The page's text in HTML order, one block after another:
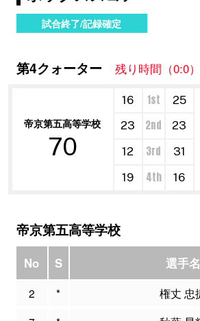
試合終了/記録確定
第4クォーター 残り時間（0:0）
帝京第五高等学校
70
16 1st
25
23 2nd
23
12
3rd
31
19
4th 16
帝京第五高等学校
No S 選手名
2 *
権丈 忠